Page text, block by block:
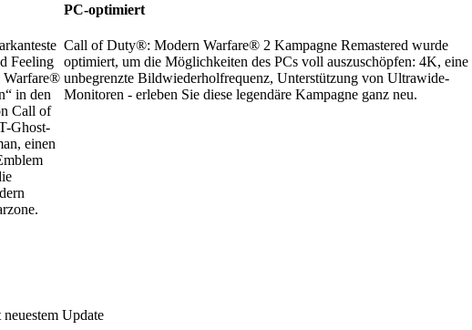
Feeling
Warfare®
in den
Call of
Ghost-
einen
PC-optimiert
Call of Duty®: Modern Warfare® 2 Kampagne Remastered wurde
optimiert, um die Möglichkeiten des PCs voll auszuschöpfen: 4K, eine
unbegrenzte Bildwiederholfrequenz, Unterstützung von Ultrawide-
Monitoren - erleben Sie diese legendäre Kampagne ganz neu.
Update